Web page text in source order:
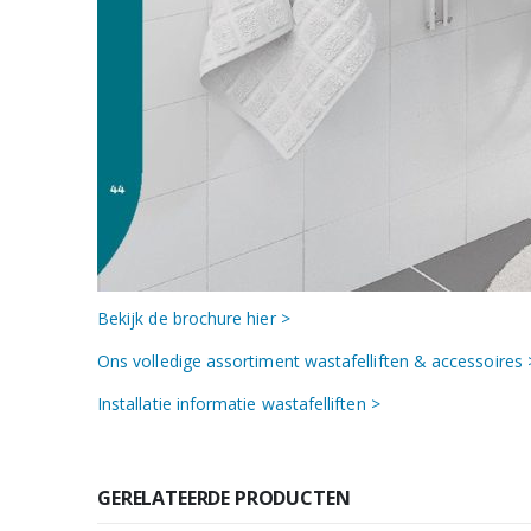
Bekijk de brochure hier >
Ons volledige assortiment wastafelliften & accessoires
Installatie informatie wastafelliften >
GERELATEERDE PRODUCTEN